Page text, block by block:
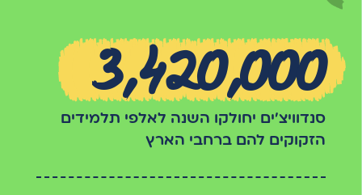
3,420,000
סנדוויצ'ים יחולקו השנה לאלפי תלמידים
הזקוקים להם ברחבי הארץ